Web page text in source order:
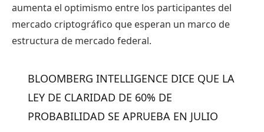
aumenta el optimismo entre los participantes del
mercado criptográfico que esperan un marco de
estructura de mercado federal.
BLOOMBERG INTELLIGENCE DICE QUE LA
LEY DE CLARIDAD DE 60% DE
PROBABILIDAD SE APRUEBA EN JULIO